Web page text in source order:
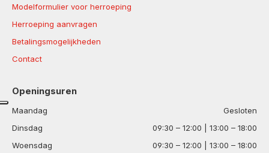
Modelformulier voor herroeping
Herroeping aanvragen
Betalingsmogelijkheden
Contact
Openingsuren
Maandag
Gesloten
Dinsdag
09:30 – 12:00 | 13:00 – 18:00
Woensdag
09:30 – 12:00 | 13:00 – 18:00